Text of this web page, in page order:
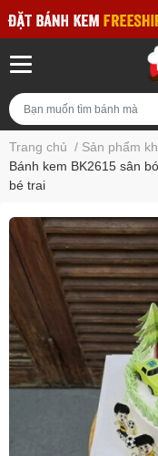
Trang chủ / Sản phẩm
Bánh kem BK2615 sân
bé trai